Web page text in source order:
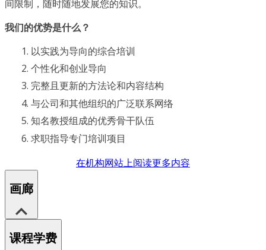
间限制，随时随地发展您的知识。
我们的优势是什么？
以实践为导向的综合培训
个性化和创业导向
完整且更新的方法论和内容结构
与公司和其他组织的广泛联系网络
知名教授组成的优秀骨干队伍
求职指导专门培训项目
在机构网站上阅读更多内容
画廊
课程学费